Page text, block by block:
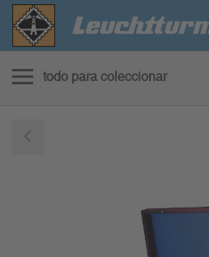
todo para coleccionar